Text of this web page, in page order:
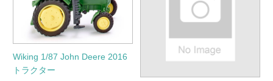
Wiking 1/87 John Deere 2016
トラクター